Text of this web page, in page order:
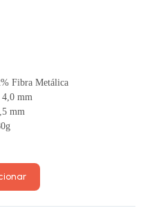
Fibra Metálica
4,0 mm
mm